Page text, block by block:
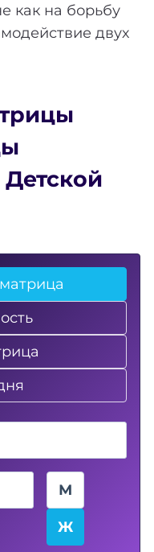
как на борьбу
двух
Детской
Пол
М
Ж